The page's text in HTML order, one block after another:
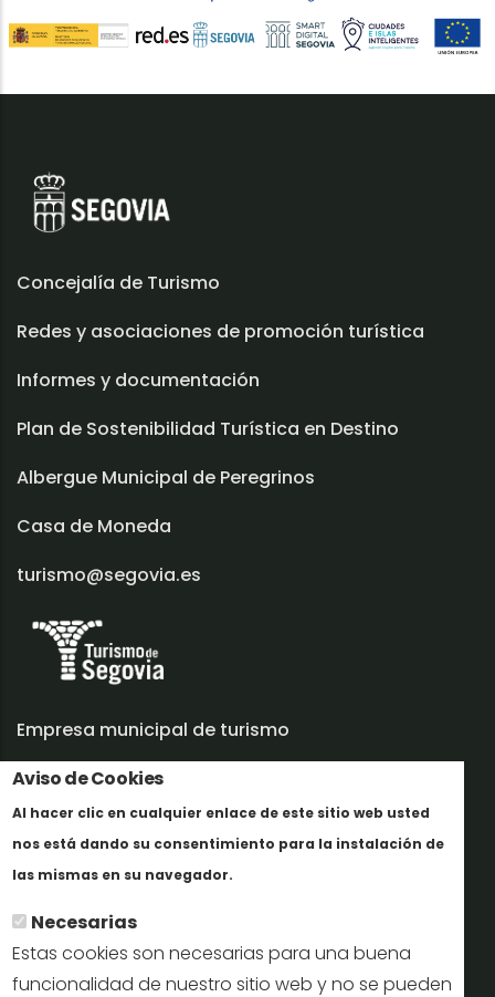
Aviso de Cookies
Al hacer clic en cualquier enlace de este sitio web usted
nos está dando su consentimiento para la instalación de
las mismas en su navegador.
Necesarias
Estas cookies son necesarias para una buena
funcionalidad de nuestro sitio web y no se pueden
Concejalía de Turismo
Redes y asociaciones de promoción turística
Informes y documentación
Plan de Sostenibilidad Turística en Destino
Albergue Municipal de Peregrinos
Casa de Moneda
turismo@segovia.es
Empresa municipal de turismo
Trabaja con nosotros
Informes y documentación
Perfil del contratante
Oficinas de Turismo
reservas@turismodesegovia.com